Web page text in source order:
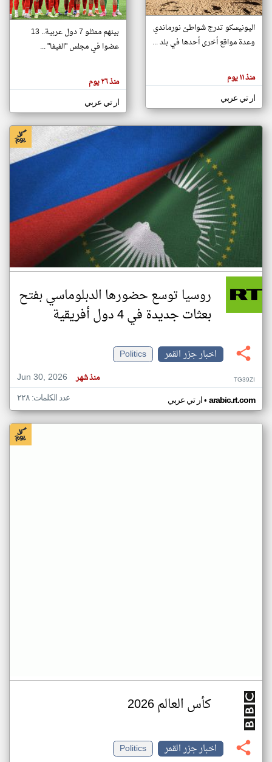
تغيير الدولة
اخبار جزر القمر على مدار الساعة
أهم اخبار جزر القمر العاجلة والمباشرة
هنا عن
وجهة
كاتبيها.
اليونيسكو تدرج شواطئ نورماندي
وعدة مواقع أخرى أحدها في بلد ...
منذ ١١ يوم
ار تي عربي
بينهم ممثلو 7 دول عربية.. 13
عضوا في مجلس "الفيفا" ...
منذ ٢٦ يوم
ار تي عربي
روسيا توسع حضورها الدبلوماسي بفتح
بعثات جديدة في 4 دول أفريقية
اخبار جزر القمر
Politics
Jun 30, 2026
منذ شهر TG39ZI
ار تي عربي• arabic.rt.com عدد الكلمات: ٢٢٨
كأس العالم 2026
اخبار جزر القمر
Politics
klyoum.com